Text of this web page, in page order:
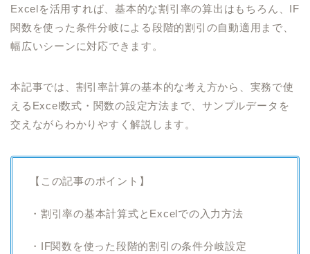
Excelを活用すれば、基本的な割引率の算出はもちろん、IF
関数を使った条件分岐による段階的割引の自動適用まで、
幅広いシーンに対応できます。
本記事では、割引率計算の基本的な考え方から、実務で使
えるExcel数式・関数の設定方法まで、サンプルデータを
交えながらわかりやすく解説します。
【この記事のポイント】
・割引率の基本計算式とExcelでの入力方法
・IF関数を使った段階的割引の条件分岐設定